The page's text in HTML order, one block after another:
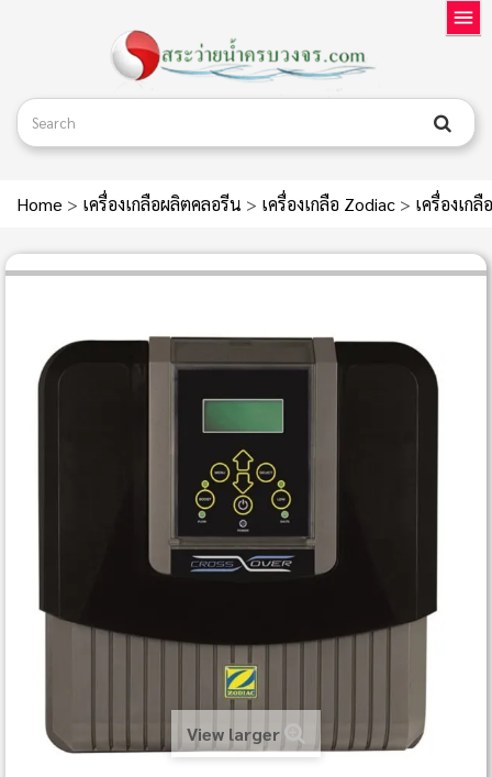
Home > เครื่องเกลือผลิตคลอรีน > เครื่องเกลือ Zodiac > เครื่องเก
View larger